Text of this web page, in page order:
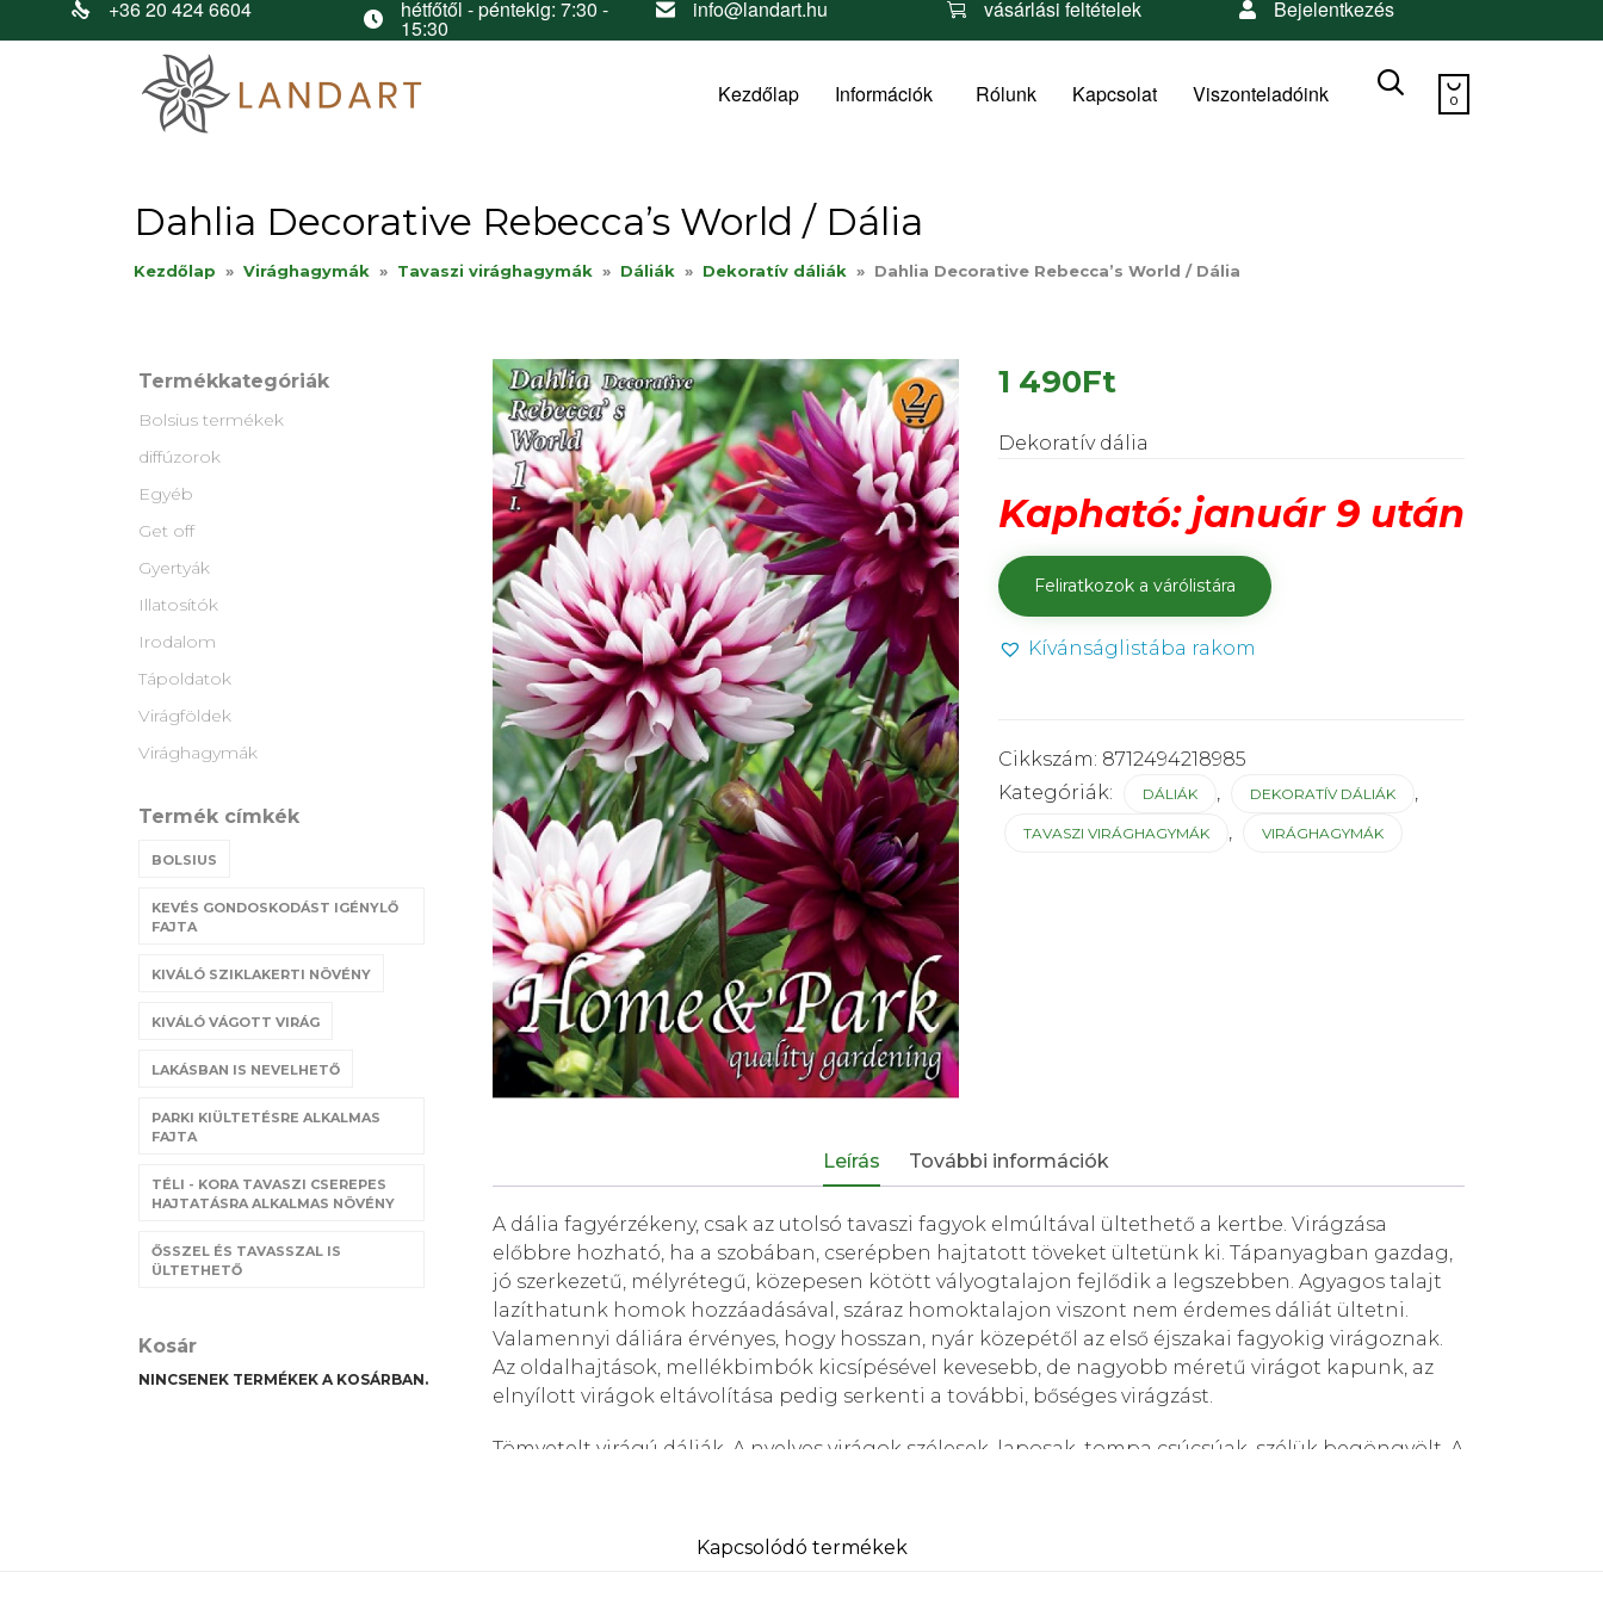
+36 20 424 6604 hétfőtől - péntekig: 7:30 -
15:30
info@landart.hu vásárlási feltételek Bejelentkezés
Skip
Kezdőlap Információk Rólunk Kapcsolat Viszonteladóink  
0
Dahlia Decorative Rebecca’s World / Dália
Kezdőlap » Virághagymák » Tavaszi virághagymák » Dáliák » Dekoratív dáliák » Dahlia Decorative Rebecca’s World / Dália
Termékkategóriák
Bolsius termékek
diffúzorok
Egyéb
Get off
Gyertyák
Illatosítók
Irodalom
Tápoldatok
Virágföldek
Virághagymák
Termék címkék
BOLSIUS
KEVÉS GONDOSKODÁST IGÉNYLŐ
FAJTA
KIVÁLÓ SZIKLAKERTI NÖVÉNY
KIVÁLÓ VÁGOTT VIRÁG
LAKÁSBAN IS NEVELHETŐ
PARKI KIÜLTETÉSRE ALKALMAS
FAJTA
TÉLI - KORA TAVASZI CSEREPES
HAJTATÁSRA ALKALMAS NÖVÉNY
ŐSSZEL ÉS TAVASSZAL IS
ÜLTETHETŐ
Kosár
NINCSENEK TERMÉKEK A KOSÁRBAN.
1 490Ft
Dekoratív dália
Kapható: január 9 után
Kívánságlistába rakom
Cikkszám: 8712494218985
Kategóriák:
DÁLIÁK , DEKORATÍV DÁLIÁK ,
TAVASZI VIRÁGHAGYMÁK , VIRÁGHAGYMÁK
Leírás További információk
A dália fagyérzékeny, csak az utolsó tavaszi fagyok elmúltával ültethető a kertbe. Virágzása
előbbre hozható, ha a szobában, cserépben hajtatott töveket ültetünk ki. Tápanyagban gazdag,
jó szerkezetű, mélyrétegű, közepesen kötött vályogtalajon fejlődik a legszebben. Agyagos talajt
lazíthatunk homok hozzáadásával, száraz homoktalajon viszont nem érdemes dáliát ültetni.
Valamennyi dáliára érvényes, hogy hosszan, nyár közepétől az első éjszakai fagyokig virágoznak.
Az oldalhajtások, mellékbimbók kicsípésével kevesebb, de nagyobb méretű virágot kapunk, az
elnyílott virágok eltávolítása pedig serkenti a további, bőséges virágzást.
Tömvetelt virágú dáliák. A nyelves virágok szélesek, laposak, tompa csúcsúak, szélük begöngyölt. A
növekedésű, kisebb virágú fajtákat a miniatűr dália alcsoportba sorolják. A miniatűr dáliák jól
használhatók virágszegélyekbe, ágyásba, kőedénybe, virágládába ültetve, míg a nagyobb
Kapcsolódó termékek